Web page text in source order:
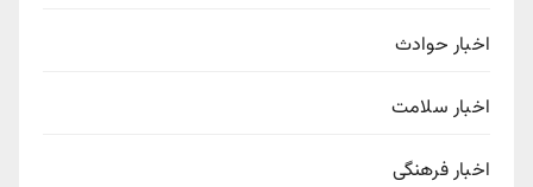
اخبار حوادث
اخبار سلامت
اخبار فرهنگی